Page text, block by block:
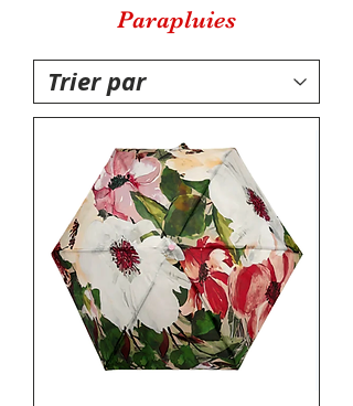
Parapluies